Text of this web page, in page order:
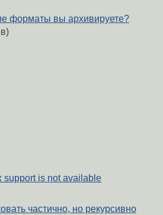
форматы вы архивируете?
support is not available
частично, но рекурсивно